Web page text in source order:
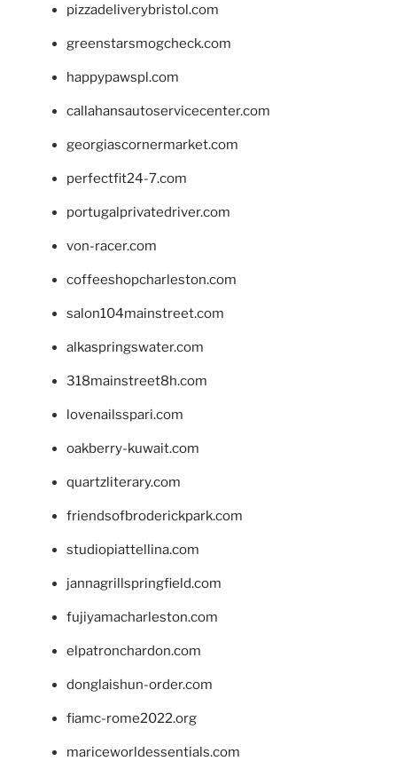
pizzadeliverybristol.com
greenstarsmogcheck.com
happypawspl.com
callahansautoservicecenter.com
georgiascornermarket.com
perfectfit24-7.com
portugalprivatedriver.com
von-racer.com
coffeeshopcharleston.com
salon104mainstreet.com
alkaspringswater.com
318mainstreet8h.com
lovenailsspari.com
oakberry-kuwait.com
quartzliterary.com
friendsofbroderickpark.com
studiopiattellina.com
jannagrillspringfield.com
fujiyamacharleston.com
elpatronchardon.com
donglaishun-order.com
fiamc-rome2022.org
mariceworldessentials.com